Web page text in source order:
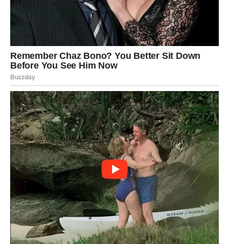
obroka. Također pruža izvrsnu okolinu za dizanje tijesta
za kruh, proces u kojem se tijesto povećava dok ne
udvostruči svoj početni volumen. Bez obzira na način na
koji se koristila, grijaća ladica se etablirala kao bitan
element svake kuhinje.
Bez regulacije temperature, vaša pećnica ima ladicu za
pohranu! Ova je ladica savršena za pohranjivanje
kuhinjskog pribora poput limova za pečenje, kalupa za
muffine ili čak lonaca i tava.
Bez obzira što odaberete uključiti, osigurajte da su
predmeti sigurni za korištenje u pećnici. Iako se ovaj
prostor neće suočiti s izravnom toplinom, nalazi se ispod
pećnice, što znači da će i dalje biti prisutna neka zaostala
toplina.